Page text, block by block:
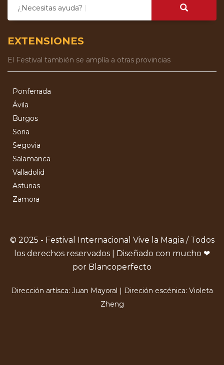
¿Necesitas ayuda?
EXTENSIONES
El Festival también se amplía a otras provincias
Ponferrada
Ávila
Burgos
Soria
Segovia
Salamanca
Valladolid
Asturias
Zamora
© 2025 - Festival Internacional Vive la Magia / Todos
los derechos reservados | Diseñado con mucho ❤
por Blancoperfecto
Dirección artísca: Juan Mayoral | Direción escénica: Violeta
Zheng